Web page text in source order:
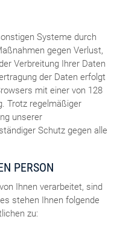
Systeme durch
gegen Verlust,
Verbreitung Ihrer Daten
der Daten erfolgt
mit einer von 128
Trotz regelmäßiger
unserer
Schutz gegen alle
PERSON
Ihnen verarbeitet, sind
stehen Ihnen folgende
zu: